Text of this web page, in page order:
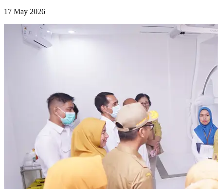
17 May 2026